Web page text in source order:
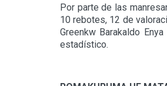
Por parte de las
10 rebotes, 12 de
Greenkw Barakaldo
estadístico.